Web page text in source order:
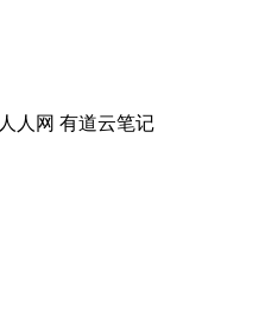
人人网 有道云笔记